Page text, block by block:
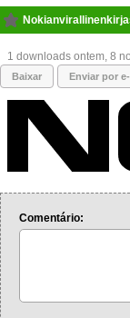
1 downloads ontem, 8
Baixar Enviar por
Comentário: